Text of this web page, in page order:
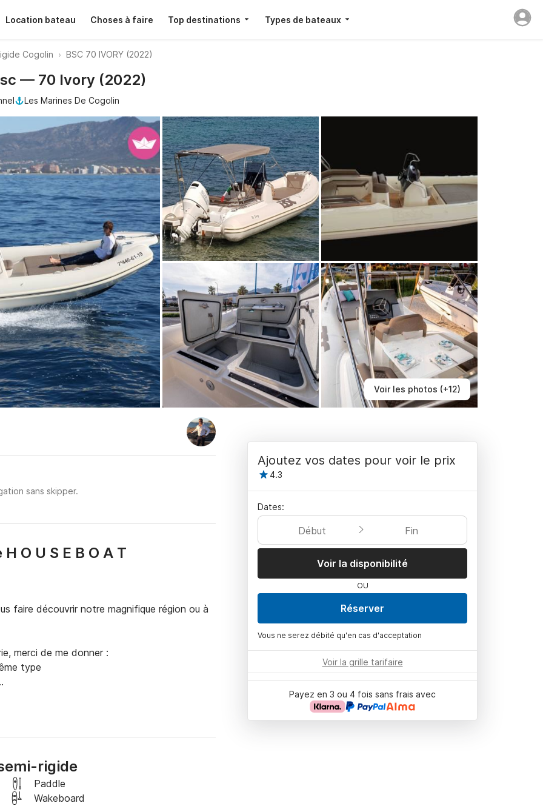
Location bateau Choses à faire Top destinations Types de bateaux
Cogolin BSC 70 IVORY (2022)
Voir les photos (+12)
— 70 Ivory (2022)
Les Marines De Cogolin
sans skipper.
O U S E B O A T
faire découvrir notre magnifique région ou à
merci de me donner :
type
bateaux
BSC 70 Ivory, neuf et disponible au
maximum.
cv.
rigide
Paddle
Wakeboard
Ajoutez vos dates pour voir le prix
4.3
Dates:
Début Fin
Voir la disponibilité
OU
Réserver
Vous ne serez débité qu'en cas d'acceptation
Voir la grille tarifaire
Payez en 3 ou 4 fois sans frais avec